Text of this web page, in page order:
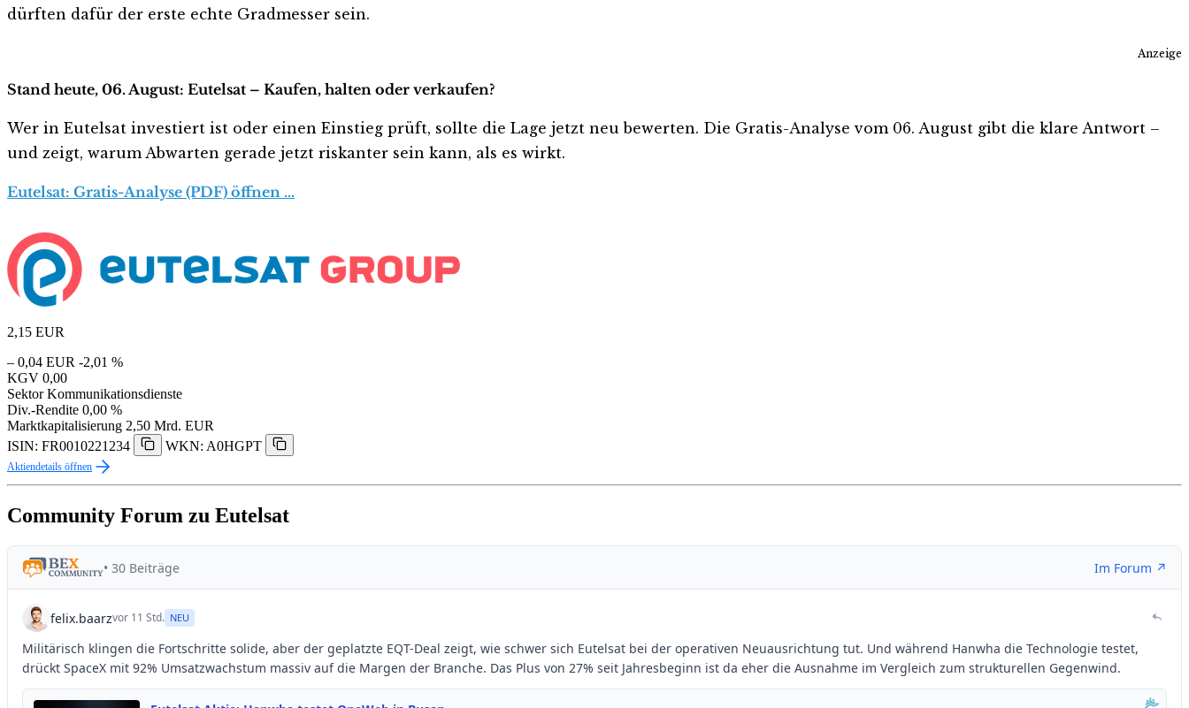
dürften dafür der erste echte Gradmesser sein.
Anzeige
Stand heute, 06. August: Eutelsat – Kaufen, halten oder verkaufen?
Wer in Eutelsat investiert ist oder einen Einstieg prüft, sollte die Lage jetzt neu bewerten. Die Gratis-Analyse vom 06. August gibt die klare Antwort –
und zeigt, warum Abwarten gerade jetzt riskanter sein kann, als es wirkt.
Eutelsat: Gratis-Analyse (PDF) öffnen …
2,15 EUR
– 0,04 EUR -2,01 %
KGV 0,00
Sektor Kommunikationsdienste
Div.-Rendite 0,00 %
Marktkapitalisierung 2,50 Mrd. EUR
ISIN: FR0010221234
WKN: A0HGPT
Aktiendetails öffnen
Community Forum zu Eutelsat